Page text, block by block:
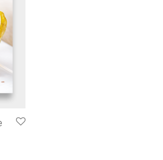
era: € 22,00.
attuale è: € 20,90.